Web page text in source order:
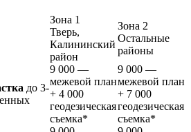
Зона 1
Тверь,
Калининский
район
Зона 2
Остальные
районы
до 3-
9 000 —
межевой план
+ 4 000
геодезическая
съемка*
9 000 —
межевой план
+ 7 000
геодезическая
съемка*